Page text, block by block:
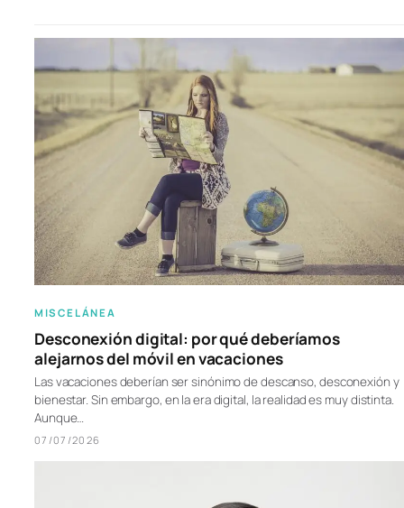
MISCELÁNEA
Desconexión digital: por qué deberíamos
alejarnos del móvil en vacaciones
Las vacaciones deberían ser sinónimo de descanso, desconexión y
bienestar. Sin embargo, en la era digital, la realidad es muy distinta.
Aunque…
07/07/2026